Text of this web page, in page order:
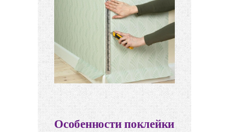
Особенности поклейки